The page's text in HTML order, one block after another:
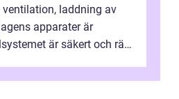
ventilation, laddning av
apparater är
är säkert och rätt